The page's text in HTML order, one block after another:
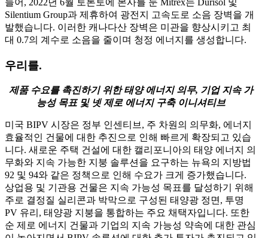
Silentium Group과 제휴하여 광전지 고속도로 소음 장벽을 개
발했습니다. 이러한 캐나다산 장벽은 미관을 향상시키고 최
대 0.7의 계수로 소음을 줄이며 청정 에너지를 생성합니다.
우리를.
제품 수요를 촉진하기 위한 태양 에너지 의무, 기업 지속 가
능성 목표 및 넷 제로 에너지 구축 이니셔티브
미국 BIPV 시장은 정부 인센티브, 주 차원의 의무화, 에너지
효율적인 건물에 대한 추진으로 인해 빠르게 확장되고 있습
니다. 새로운 주택 건설에 대한 캘리포니아의 태양 에너지 의
무화와 지속 가능한 지붕 솔루션을 요구하는 뉴욕의 지방법
92 및 94와 같은 정책으로 인해 수요가 크게 증가했습니다.
상업용 및 기관용 건물은 지속 가능성 목표를 달성하기 위해
주로 결정질 실리콘과 박막으로 구성된 태양광 정면, 투명
PV 유리, 태양광 지붕을 통합하는 주요 채택자입니다. 또한
순 제로 에너지 건물과 기업의 지속 가능성 약속에 대한 관심